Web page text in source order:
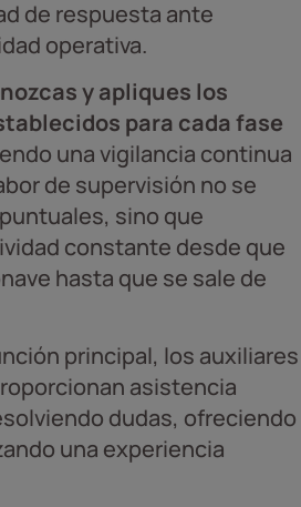
de respuesta ante
operativa.
y apliques los
para cada fase
una vigilancia continua
de supervisión no se
sino que
constante desde que
hasta que se sale de
principal, los auxiliares
asistencia
dudas, ofreciendo
una experiencia